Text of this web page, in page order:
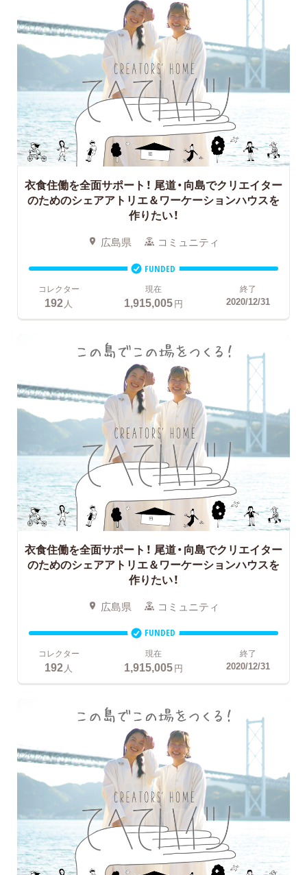
衣食住働を全面サポート！ 尾道・向島でクリエイター
のためのシェアアトリエ＆ワーケーションハウスを
作りたい！
広島県 コミュニティ
FUNDED
コレクター
192人
現在
1,915,005円
終了
2020/12/31
衣食住働を全面サポート！ 尾道・向島でクリエイター
のためのシェアアトリエ＆ワーケーションハウスを
作りたい！
広島県 コミュニティ
FUNDED
コレクター
192人
現在
1,915,005円
終了
2020/12/31